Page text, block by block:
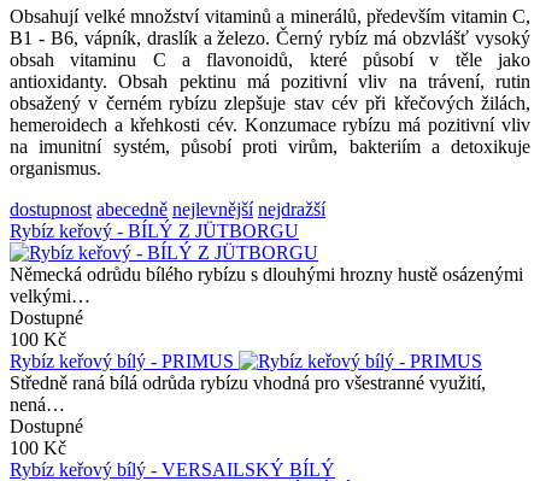
Obsahují velké množství vitaminů a minerálů, především vitamin C,
B1 - B6, vápník, draslík a železo. Černý rybíz má obzvlášť vysoký
obsah vitaminu C a flavonoidů, které působí v těle jako
antioxidanty. Obsah pektinu má pozitivní vliv na trávení, rutin
obsažený v černém rybízu zlepšuje stav cév při křečových žilách,
hemeroidech a křehkosti cév. Konzumace rybízu má pozitivní vliv
na imunitní systém, působí proti virům, bakteriím a detoxikuje
organismus.
dostupnost abecedně nejlevnější nejdražší
Rybíz keřový - BÍLÝ Z JÜTBORGU
Německá odrůdu bílého rybízu s dlouhými hrozny hustě osázenými
velkými…
Dostupné
100 Kč
Rybíz keřový bílý - PRIMUS
Středně raná bílá odrůda rybízu vhodná pro všestranné využití,
nená…
Dostupné
100 Kč
Rybíz keřový bílý - VERSAILSKÝ BÍLÝ